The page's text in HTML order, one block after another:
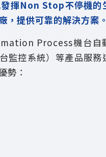
發揮Non Stop不停機的
，提供可靠的解決方案。
Process機台自
控系統）等產品服務
勢：